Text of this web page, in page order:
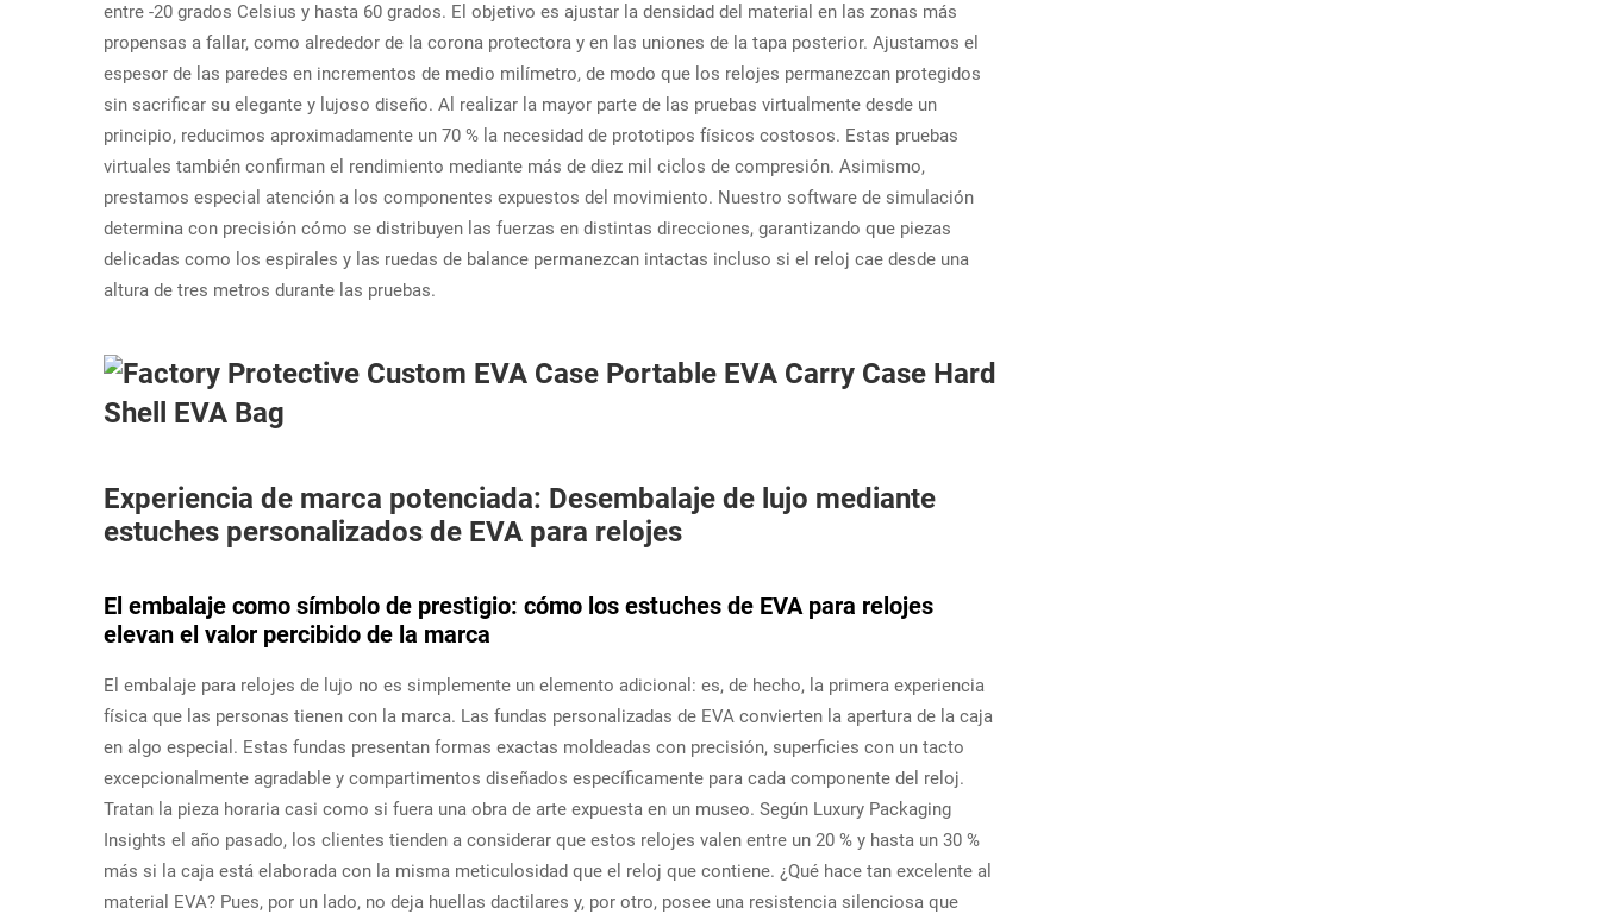
entre -20 grados Celsius y hasta 60 grados. El objetivo es ajustar la densidad del material en las zonas más
propensas a fallar, como alrededor de la corona protectora y en las uniones de la tapa posterior. Ajustamos el
espesor de las paredes en incrementos de medio milímetro, de modo que los relojes permanezcan protegidos
sin sacrificar su elegante y lujoso diseño. Al realizar la mayor parte de las pruebas virtualmente desde un
principio, reducimos aproximadamente un 70 % la necesidad de prototipos físicos costosos. Estas pruebas
virtuales también confirman el rendimiento mediante más de diez mil ciclos de compresión. Asimismo,
prestamos especial atención a los componentes expuestos del movimiento. Nuestro software de simulación
determina con precisión cómo se distribuyen las fuerzas en distintas direcciones, garantizando que piezas
delicadas como los espirales y las ruedas de balance permanezcan intactas incluso si el reloj cae desde una
altura de tres metros durante las pruebas.
Experiencia de marca potenciada: Desembalaje de lujo mediante
estuches personalizados de EVA para relojes
El embalaje como símbolo de prestigio: cómo los estuches de EVA para relojes
elevan el valor percibido de la marca
El embalaje para relojes de lujo no es simplemente un elemento adicional: es, de hecho, la primera experiencia
física que las personas tienen con la marca. Las fundas personalizadas de EVA convierten la apertura de la caja
en algo especial. Estas fundas presentan formas exactas moldeadas con precisión, superficies con un tacto
excepcionalmente agradable y compartimentos diseñados específicamente para cada componente del reloj.
Tratan la pieza horaria casi como si fuera una obra de arte expuesta en un museo. Según Luxury Packaging
Insights el año pasado, los clientes tienden a considerar que estos relojes valen entre un 20 % y hasta un 30 %
más si la caja está elaborada con la misma meticulosidad que el reloj que contiene. ¿Qué hace tan excelente al
material EVA? Pues, por un lado, no deja huellas dactilares y, por otro, posee una resistencia silenciosa que